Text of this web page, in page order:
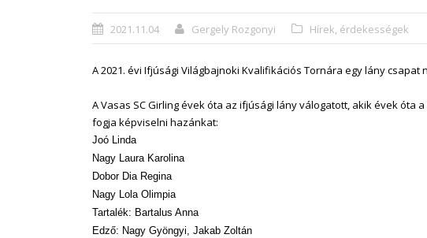
2021.11.04 Gergely Rozgonyi Hírek, érdekességek
A 2021. évi Ifjúsági Világbajnoki Kvalifikációs Tornára egy lány
A Vasas SC Girling évek óta az ifjúsági lány válogatott, akik évek óta
fogja képviselni hazánkat:
Joó Linda
Nagy Laura Karolina
Dobor Dia Regina
Nagy Lola Olimpia
Tartalék: Bartalus Anna
Edző: Nagy Gyöngyi, Jakab Zoltán